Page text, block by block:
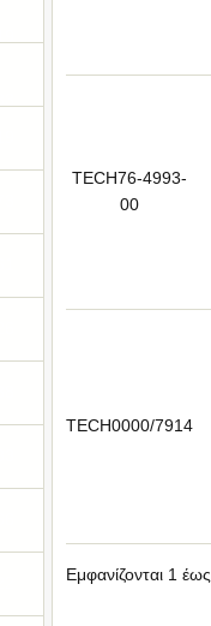
TECH76-4993-
00
TECH0000/7914
Εμφανίζονται 1 έως